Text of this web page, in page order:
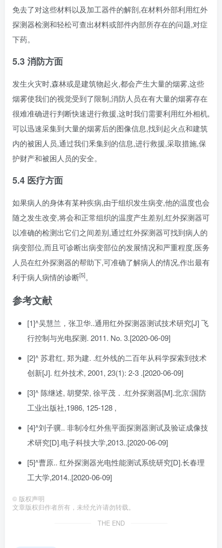
免去了对这些材料以及加工器件的解剖,在材料外部利用红外
探测器检测和轻松可查出材料或部件内部所存在的问题,对症
下药。
5.3 消防方面
发生火灾时,森林或是建筑物起火,都会产生大量的烟雾,这些
烟雾使我们的视觉受到了限制,消防人员在有大量的烟雾存在
很难准确进行判断快速进行救援,这时我们需要利用红外相机,
可以迅速采集到大量的烟雾后的图像信息,找到起火点和建筑
内的被困人员,通过我们釆集到的信息,进行救援,采取措施,保
护财产和被困人员的安全。
5.4 医疗方面
如果病人的身体有某种疾病,由于组织发生病变,他的温度也会
随之发生改变,将会和正常组织的温度产生差别,红外探测器可
以准确的检测出它们之间差别,通过红外探测器可找到病人的
病变部位,而且可诊断出病变部位的发展情况和严重程度,医务
人员在红外探测器的帮助下,可准确了解病人的情况,作出最有
利于病人病情的诊断[5]。
参考文献
[1]^吴慧兰，张卫华..通用红外探测器测试技术研究[J] 飞
行控制与光电探测. 2011. No. 3.[2020-06-09]
[2]^苏君红, 郑为建. .红外线的二百年从科学探索到技术
创新[J]. 红外技术, 2001, 23(1): 2-3 .[2020-06-09]
[3]^陈继述, 胡燮荣, 徐平茂．.红外探测器[M].北京:国防
工业出版社,1986, 125-128 ,
[4]^刘子骥.. 非制冷红外焦平面探测器测试及验证成像技
术研究[D].电子科技大学,2013..[2020-06-09]
[5]^曹原.. 红外探测器光电性能测试系统研究[D].长春理
工大学,2014..[2020-06-09]
© 版权声明
文章版权归作者所有，未经允许请勿转载。
THE END